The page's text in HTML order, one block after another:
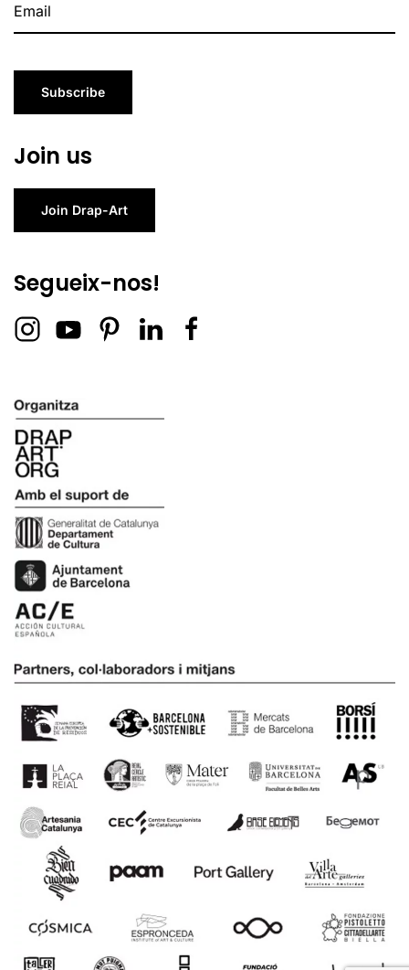
Subscribe
Join us
Join Drap-Art
Segueix-nos!